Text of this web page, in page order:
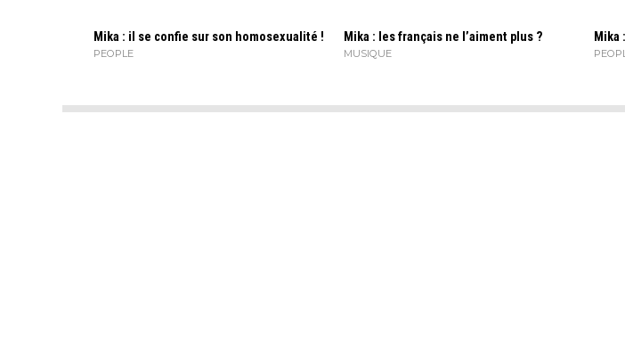
Mika : il se confie sur son homosexualité !
PEOPLE
Mika : les français ne l’aiment plus ?
MUSIQUE
Mika